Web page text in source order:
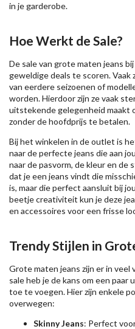
in je garderobe.
Hoe Werkt de Sale?
De sale van grote maten jeans
geweldige deals te scoren. Vaak
van eerdere seizoenen of
worden. Hierdoor zijn ze vaak
uitstekende gelegenheid maakt
zonder de hoofdprijs te betalen.
Bij het winkelen in de outlet is
naar de perfecte jeans die aan
naar de pasvorm, de kleur en de
dat je een jeans vindt die
is, maar die perfect aansluit bij
beetje creativiteit kun je deze
en accessoires voor een frisse
Trendy Stijlen in
Grote maten jeans zijn er in
sale heb je de kans om een paar
toe te voegen. Hier zijn enkele
overwegen:
Skinny Jeans: Perfect